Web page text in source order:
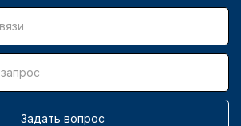
Задать вопрос